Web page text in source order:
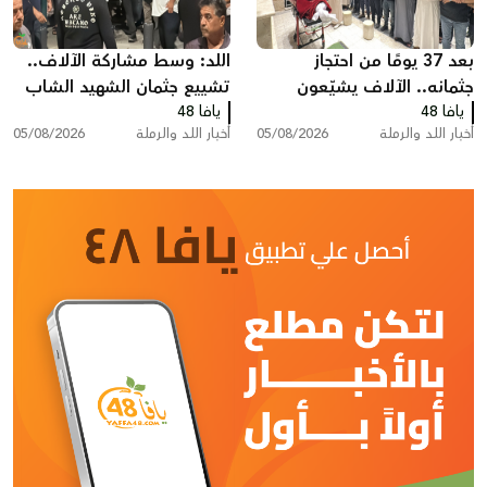
بعد 37 يومًا من احتجاز
جثمانه.. الآلاف يشيّعون
المغدور سامي أحمد
جعصوص في اللد
يافا 48
أخبار اللد والرملة 05/08/2026
اللد: وسط مشاركة الآلاف..
تشييع جثمان الشهيد الشاب
سامي جعصوص
يافا 48
أخبار اللد والرملة 05/08/2026